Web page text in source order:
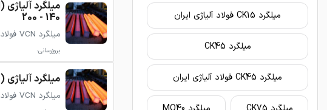
میلگرد CK15 فولاد آلیاژی ایران
میلگرد CK45
میلگرد CK45 فولاد آلیاژی ایران
140 - 200
میلگرد VCN فولاد آلیاژی ایران
بروزرسانی:
میلگرد آلیاژی (Q&T) (vcn) 6582D سایز 12 - 15
میلگرد VCN فولاد آلیاژی ایران